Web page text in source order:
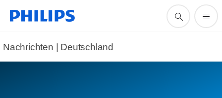
Nachrichten | Deutschland